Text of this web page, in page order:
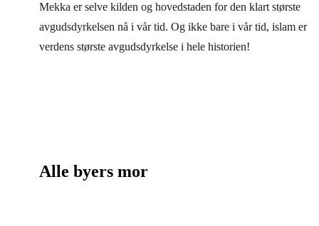
Mekka er selve kilden og hovedstaden for den klart største
avgudsdyrkelsen nå i vår tid. Og ikke bare i vår tid, islam er
verdens største avgudsdyrkelse i hele historien!
Alle byers mor